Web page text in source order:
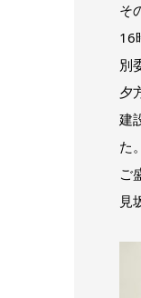
そ
16
別
夕
建
た。
ご
見